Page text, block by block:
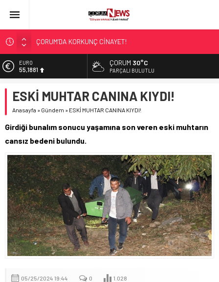
ÇORUM’DA KORKUNÇ CİNAYET!
ASLAN, CUMHURBAŞKANI BAŞDANIŞMANI OLDU
SIR PERDESİ ÇÖZÜLDÜ!
ÇATIDAN DÜŞTÜ!
EURO
55,1881
6.660,55
BİST
47,7111
ÇORUM 30°C
PARÇALI BULUTLU
ESKİ MUHTAR CANINA KIYDI!
Anasayfa » Gündem » ESKİ MUHTAR CANINA KIYDI!
Girdiği bunalım sonucu yaşamına son veren eski muhtarın
cansız bedeni bulundu.
05/25/2024 19:44 0 1.028